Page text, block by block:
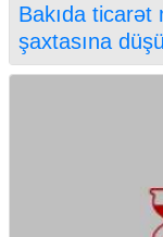
Bakıda
şaxtasına